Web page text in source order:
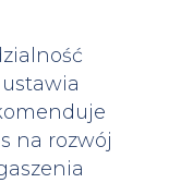
na rozwój